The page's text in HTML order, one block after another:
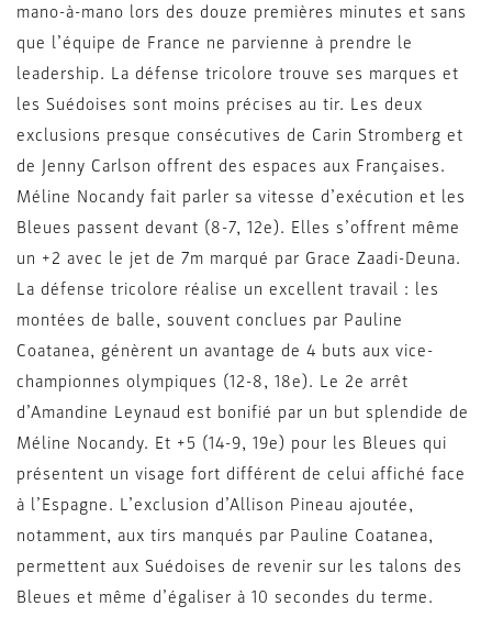
mano-à-mano lors des douze premières minutes et sans
que l’équipe de France ne parvienne à prendre le
leadership. La défense tricolore trouve ses marques et
les Suédoises sont moins précises au tir. Les deux
exclusions presque consécutives de Carin Stromberg et
de Jenny Carlson offrent des espaces aux Françaises.
Méline Nocandy fait parler sa vitesse d’exécution et les
Bleues passent devant (8-7, 12e). Elles s’offrent même
un +2 avec le jet de 7m marqué par Grace Zaadi-Deuna.
La défense tricolore réalise un excellent travail : les
montées de balle, souvent conclues par Pauline
Coatanea, génèrent un avantage de 4 buts aux vice-
championnes olympiques (12-8, 18e). Le 2e arrêt
d’Amandine Leynaud est bonifié par un but splendide de
Méline Nocandy. Et +5 (14-9, 19e) pour les Bleues qui
présentent un visage fort différent de celui affiché face
à l’Espagne. L’exclusion d’Allison Pineau ajoutée,
notamment, aux tirs manqués par Pauline Coatanea,
permettent aux Suédoises de revenir sur les talons des
Bleues et même d’égaliser à 10 secondes du terme.